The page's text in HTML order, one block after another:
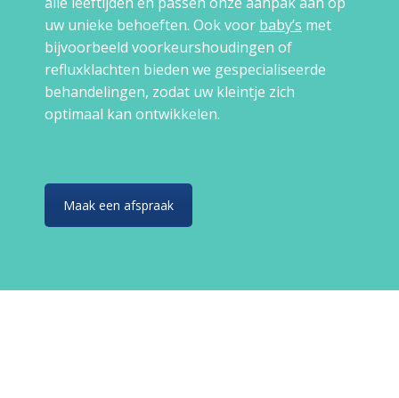
uw unieke behoeften. Ook voor baby’s met
bijvoorbeeld voorkeurshoudingen of
refluxklachten bieden we gespecialiseerde
behandelingen, zodat uw kleintje zich
optimaal kan ontwikkelen.
Maak een afspraak